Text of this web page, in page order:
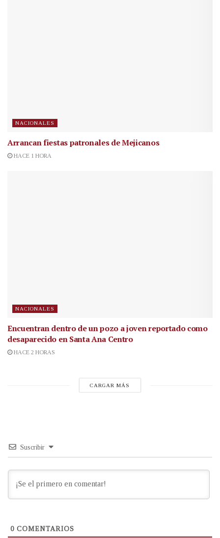
NACIONALES
Arrancan fiestas patronales de Mejicanos
HACE 1 HORA
NACIONALES
Encuentran dentro de un pozo a joven reportado como
desaparecido en Santa Ana Centro
HACE 2 HORAS
CARGAR MÁS
Suscribir
0 COMENTARIOS